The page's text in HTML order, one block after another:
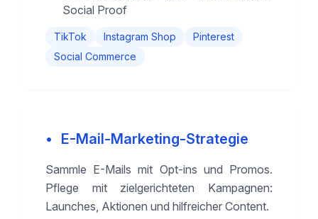
Social Proof
TikTok Instagram Shop
Pinterest
Social Commerce
• E-Mail-Marketing-Strategie
Sammle E-Mails mit Opt-ins und Promos.
Pflege mit zielgerichteten Kampagnen:
Launches, Aktionen und hilfreicher Content.